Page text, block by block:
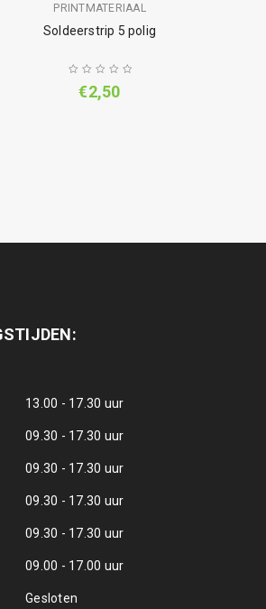
PRINTMATERIAAL
Soldeerstrip 5 polig
€2,50
13.00 - 17.30 uur
09.30 - 17.30 uur
09.30 - 17.30 uur
09.30 - 17.30 uur
09.30 - 17.30 uur
09.00 - 17.00 uur
Gesloten